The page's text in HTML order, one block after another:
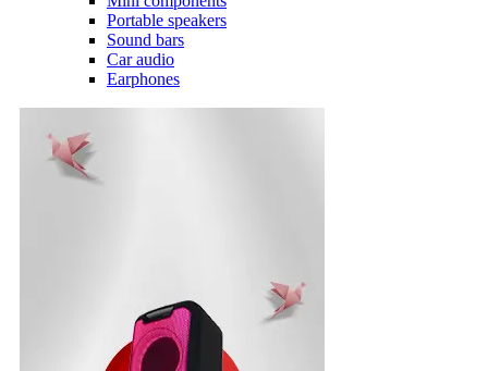
Portable speakers
Sound bars
Car audio
Earphones